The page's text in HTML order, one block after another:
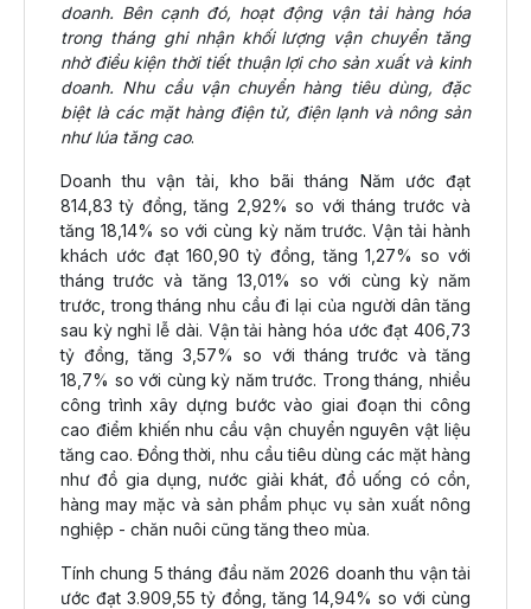
doanh. Bên cạnh đó, hoạt động vận tải hàng hóa
trong tháng ghi nhận khối lượng vận chuyển tăng
nhờ điều kiện thời tiết thuận lợi cho sản xuất và kinh
doanh. Nhu cầu vận chuyển hàng tiêu dùng, đặc
biệt là các mặt hàng điện tử, điện lạnh và nông sản
như lúa tăng cao.
Doanh thu vận tải, kho bãi tháng Năm ước đạt
814,83 tỷ đồng, tăng 2,92% so với tháng trước và
tăng 18,14% so với cùng kỳ năm trước. Vận tải hành
khách ước đạt 160,90 tỷ đồng, tăng 1,27% so với
tháng trước và tăng 13,01% so với cùng kỳ năm
trước, trong tháng nhu cầu đi lại của người dân tăng
sau kỳ nghỉ lễ dài. Vận tải hàng hóa ước đạt 406,73
tỷ đồng, tăng 3,57% so với tháng trước và tăng
18,7% so với cùng kỳ năm trước. Trong tháng, nhiều
công trình xây dựng bước vào giai đoạn thi công
cao điểm khiến nhu cầu vận chuyển nguyên vật liệu
tăng cao. Đồng thời, nhu cầu tiêu dùng các mặt hàng
như đồ gia dụng, nước giải khát, đồ uống có cồn,
hàng may mặc và sản phẩm phục vụ sản xuất nông
nghiệp - chăn nuôi cũng tăng theo mùa.
Tính chung 5 tháng đầu năm 2026 doanh thu vận tải
ước đạt 3.909,55 tỷ đồng, tăng 14,94% so với cùng